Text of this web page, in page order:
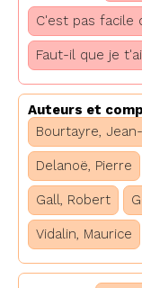
C'est pas facile
Faut-il que je
Auteurs et
Bourtayre,
Delanoë, Pierre
Gall, Robert
Vidalin, Maurice